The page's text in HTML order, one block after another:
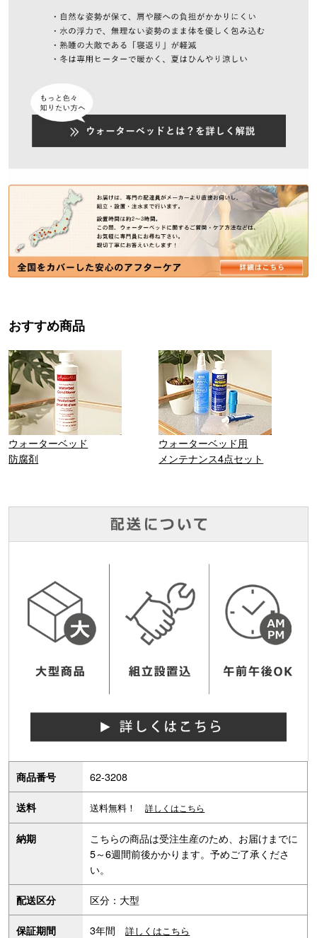
おすすめ商品
ウォーターベッド
防腐剤
ウォーターベッド用
メンテナンス4点セット
商品番号 62-3208
送料 送料無料！ 詳しくはこちら
納期
こちらの商品は受注生産のため、お届けまでに
5～6週間前後かかります。予めご了承くださ
い。
配送区分 区分：大型
保証期間 3年間詳しくはこちら